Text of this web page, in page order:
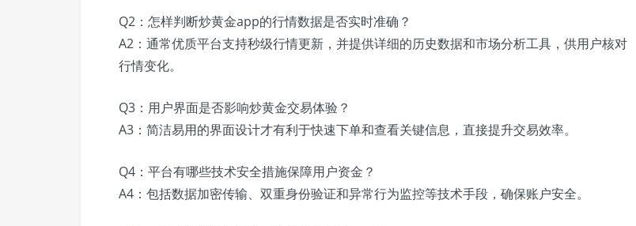
Q2：怎样判断炒黄金app的行情数据是否实时准确？
A2：通常优质平台支持秒级行情更新，并提供详细的历史数据和市场分析工具，供用户核对
行情变化。
Q3：用户界面是否影响炒黄金交易体验？
A3：简洁易用的界面设计才有利于快速下单和查看关键信息，直接提升交易效率。
Q4：平台有哪些技术安全措施保障用户资金？
A4：包括数据加密传输、双重身份验证和异常行为监控等技术手段，确保账户安全。